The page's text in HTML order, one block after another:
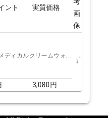
ント 実質価格
考
画
像
ディカルクリームウォ...
3,080円